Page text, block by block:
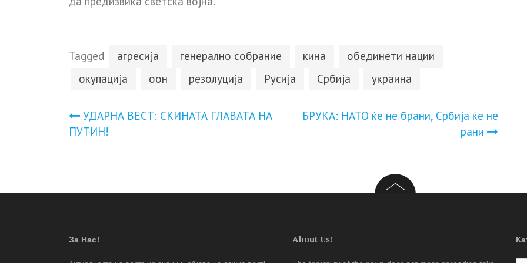
Tagged агресија генерално собрание кина
обединети нации
окупација
оон резолуција Русија Србија украина
Навигација
УДАРНА ВЕСТ: СКИНАТА ГЛАВАТА НА
ПУТИН!
БРУКА: НАТО ќе не брани, Србија ќе не
рани
За Нас! About Us!